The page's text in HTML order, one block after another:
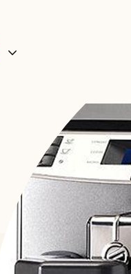
Köretek és mártások